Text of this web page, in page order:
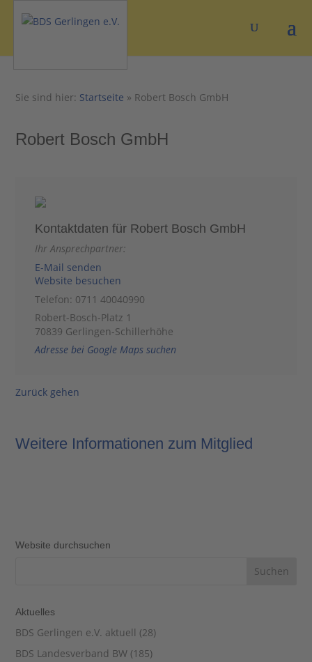
Sie sind hier: Startseite » Robert Bosch GmbH
Robert Bosch GmbH
Kontaktdaten für Robert Bosch GmbH
Ihr Ansprechpartner:
E-Mail senden
Website besuchen
Telefon: 0711 40040990
Robert-Bosch-Platz 1
70839 Gerlingen-Schillerhöhe
Adresse bei Google Maps suchen
Zurück gehen
Weitere Informationen zum Mitglied
Website durchsuchen
Aktuelles
BDS Gerlingen e.V. aktuell (28)
BDS Landesverband BW (185)